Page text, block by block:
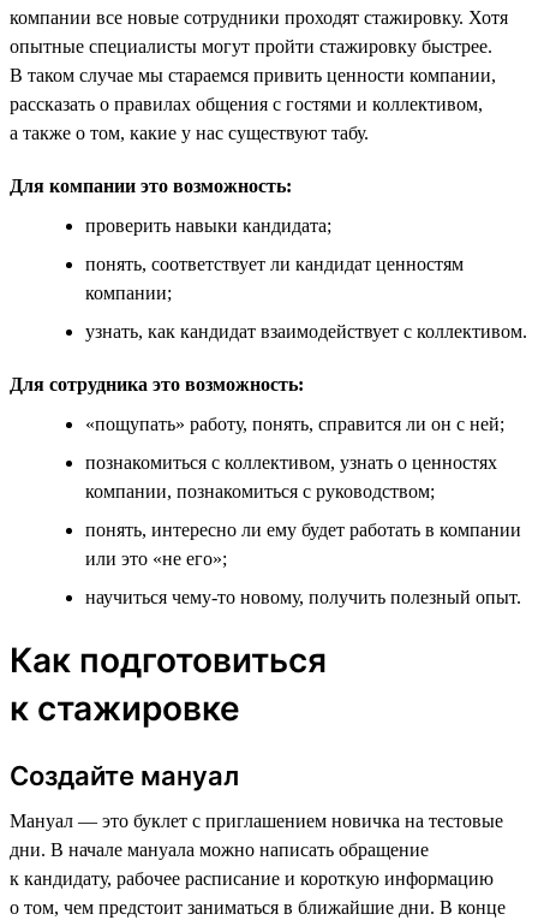
компании все новые сотрудники проходят стажировку. Хотя
опытные специалисты могут пройти стажировку быстрее.
В таком случае мы стараемся привить ценности компании,
рассказать о правилах общения с гостями и коллективом,
а также о том, какие у нас существуют табу.
Для компании это возможность:
проверить навыки кандидата;
понять, соответствует ли кандидат ценностям
компании;
узнать, как кандидат взаимодействует с коллективом.
Для сотрудника это возможность:
«пощупать» работу, понять, справится ли он с ней;
познакомиться с коллективом, узнать о ценностях
компании, познакомиться с руководством;
понять, интересно ли ему будет работать в компании
или это «не его»;
научиться чему-то новому, получить полезный опыт.
Как подготовиться
к стажировке
Создайте мануал
Мануал — это буклет с приглашением новичка на тестовые
дни. В начале мануала можно написать обращение
к кандидату, рабочее расписание и короткую информацию
о том, чем предстоит заниматься в ближайшие дни. В конце